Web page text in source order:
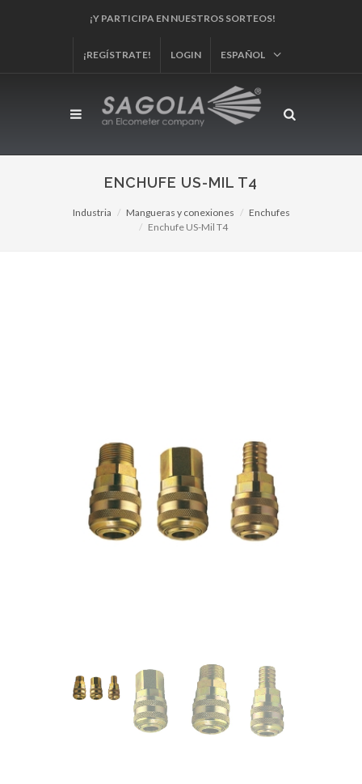
¡REGÍSTRA TU PRODUCTO!
¡REGÍSTRATE! LOGIN ESPAÑOL
ENCHUFE US-MIL T4
Industria Mangueras y conexiones
Enchufes
Enchufe US-Mil T4